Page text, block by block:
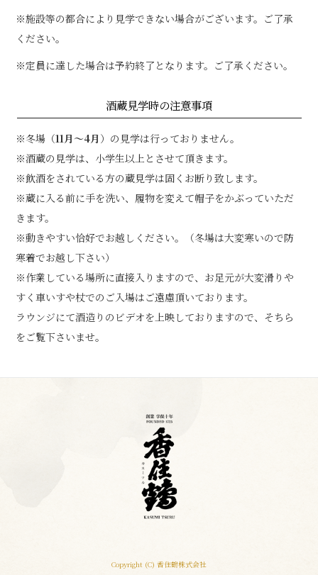
※施設等の都合により見学できない場合がございます。ご了承
ください。
※定員に達した場合は予約終了となります。ご了承ください。
酒蔵見学時の注意事項
※冬場（11月～4月 ）の見学は行っておりません。
※酒蔵の見学は、小学生以上とさせて頂きます。
※飲酒をされている方の蔵見学は固くお断り致します。
※蔵に入る前に手を洗い、履物を変えて帽子をかぶっていただ
きます。
※動きやすい恰好でお越しください。（冬場は大変寒いので防
寒着でお越し下さい）
※作業している場所に直接入りますので、お足元が大変滑りや
すく車いすや杖でのご入場はご遠慮頂いております。
ラウンジにて酒造りのビデオを上映しておりますので、そちら
をご覧下さいませ。
Copyright (C) 香住鶴株式会社